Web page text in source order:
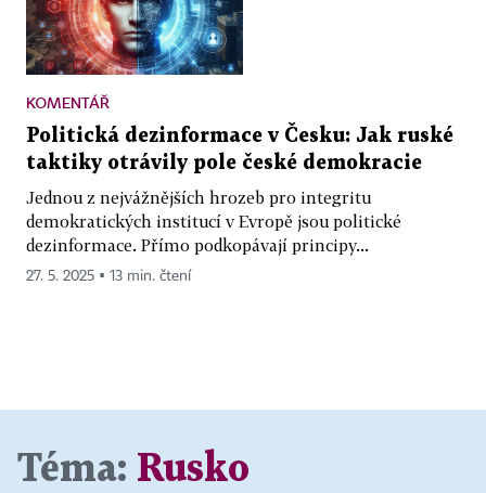
KOMENTÁŘ
Politická dezinformace v Česku: Jak ruské
taktiky otrávily pole české demokracie
Jednou z nejvážnějších hrozeb pro integritu
demokratických institucí v Evropě jsou politické
dezinformace. Přímo podkopávají principy...
27. 5. 2025 ▪ 13 min. čtení
Téma: Rusko